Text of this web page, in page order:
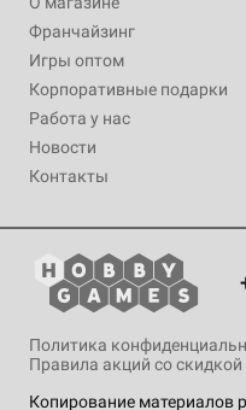
Франчайзинг
Игры оптом
Корпоративные подарки
Работа у нас
Новости
Контакты
Копирование материалов
Политика
Правила акций со скидкой